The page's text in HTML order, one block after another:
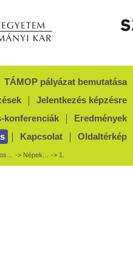
TÁMOP pályázat bemutatása
Jelentkezés képzésre
konferenciák
Eredmények
Kapcsolat Oldaltérkép
-> Népek... -> 1.